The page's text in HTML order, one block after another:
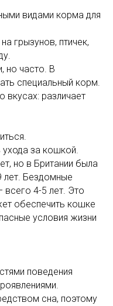
видами корма для
грызунов, птичек,
но часто. В
специальный корм.
вкусах: различает
за кошкой.
но в Британии была
лет. Бездомные
4-5 лет. Это
обеспечить кошке
условия жизни
поведения
сна, поэтому